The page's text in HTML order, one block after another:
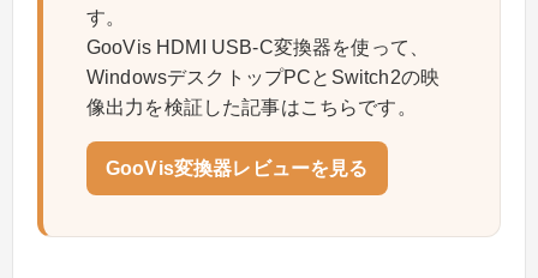
す。
GooVis HDMI USB-C変換器を使って、
WindowsデスクトップPCとSwitch2の映
像出力を検証した記事はこちらです。
GooVis変換器レビューを見る